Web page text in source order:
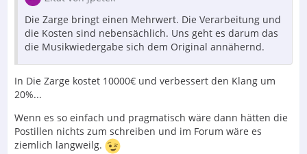
Die Zarge bringt einen Mehrwert. Die Verarbeitung und
die Kosten sind nebensächlich. Uns geht es darum das
die Musikwiedergabe sich dem Original annähernd.
In Die Zarge kostet 10000€ und verbessert den Klang um
20%...
Wenn es so einfach und pragmatisch wäre dann hätten die
Postillen nichts zum schreiben und im Forum wäre es
ziemlich langweilg.